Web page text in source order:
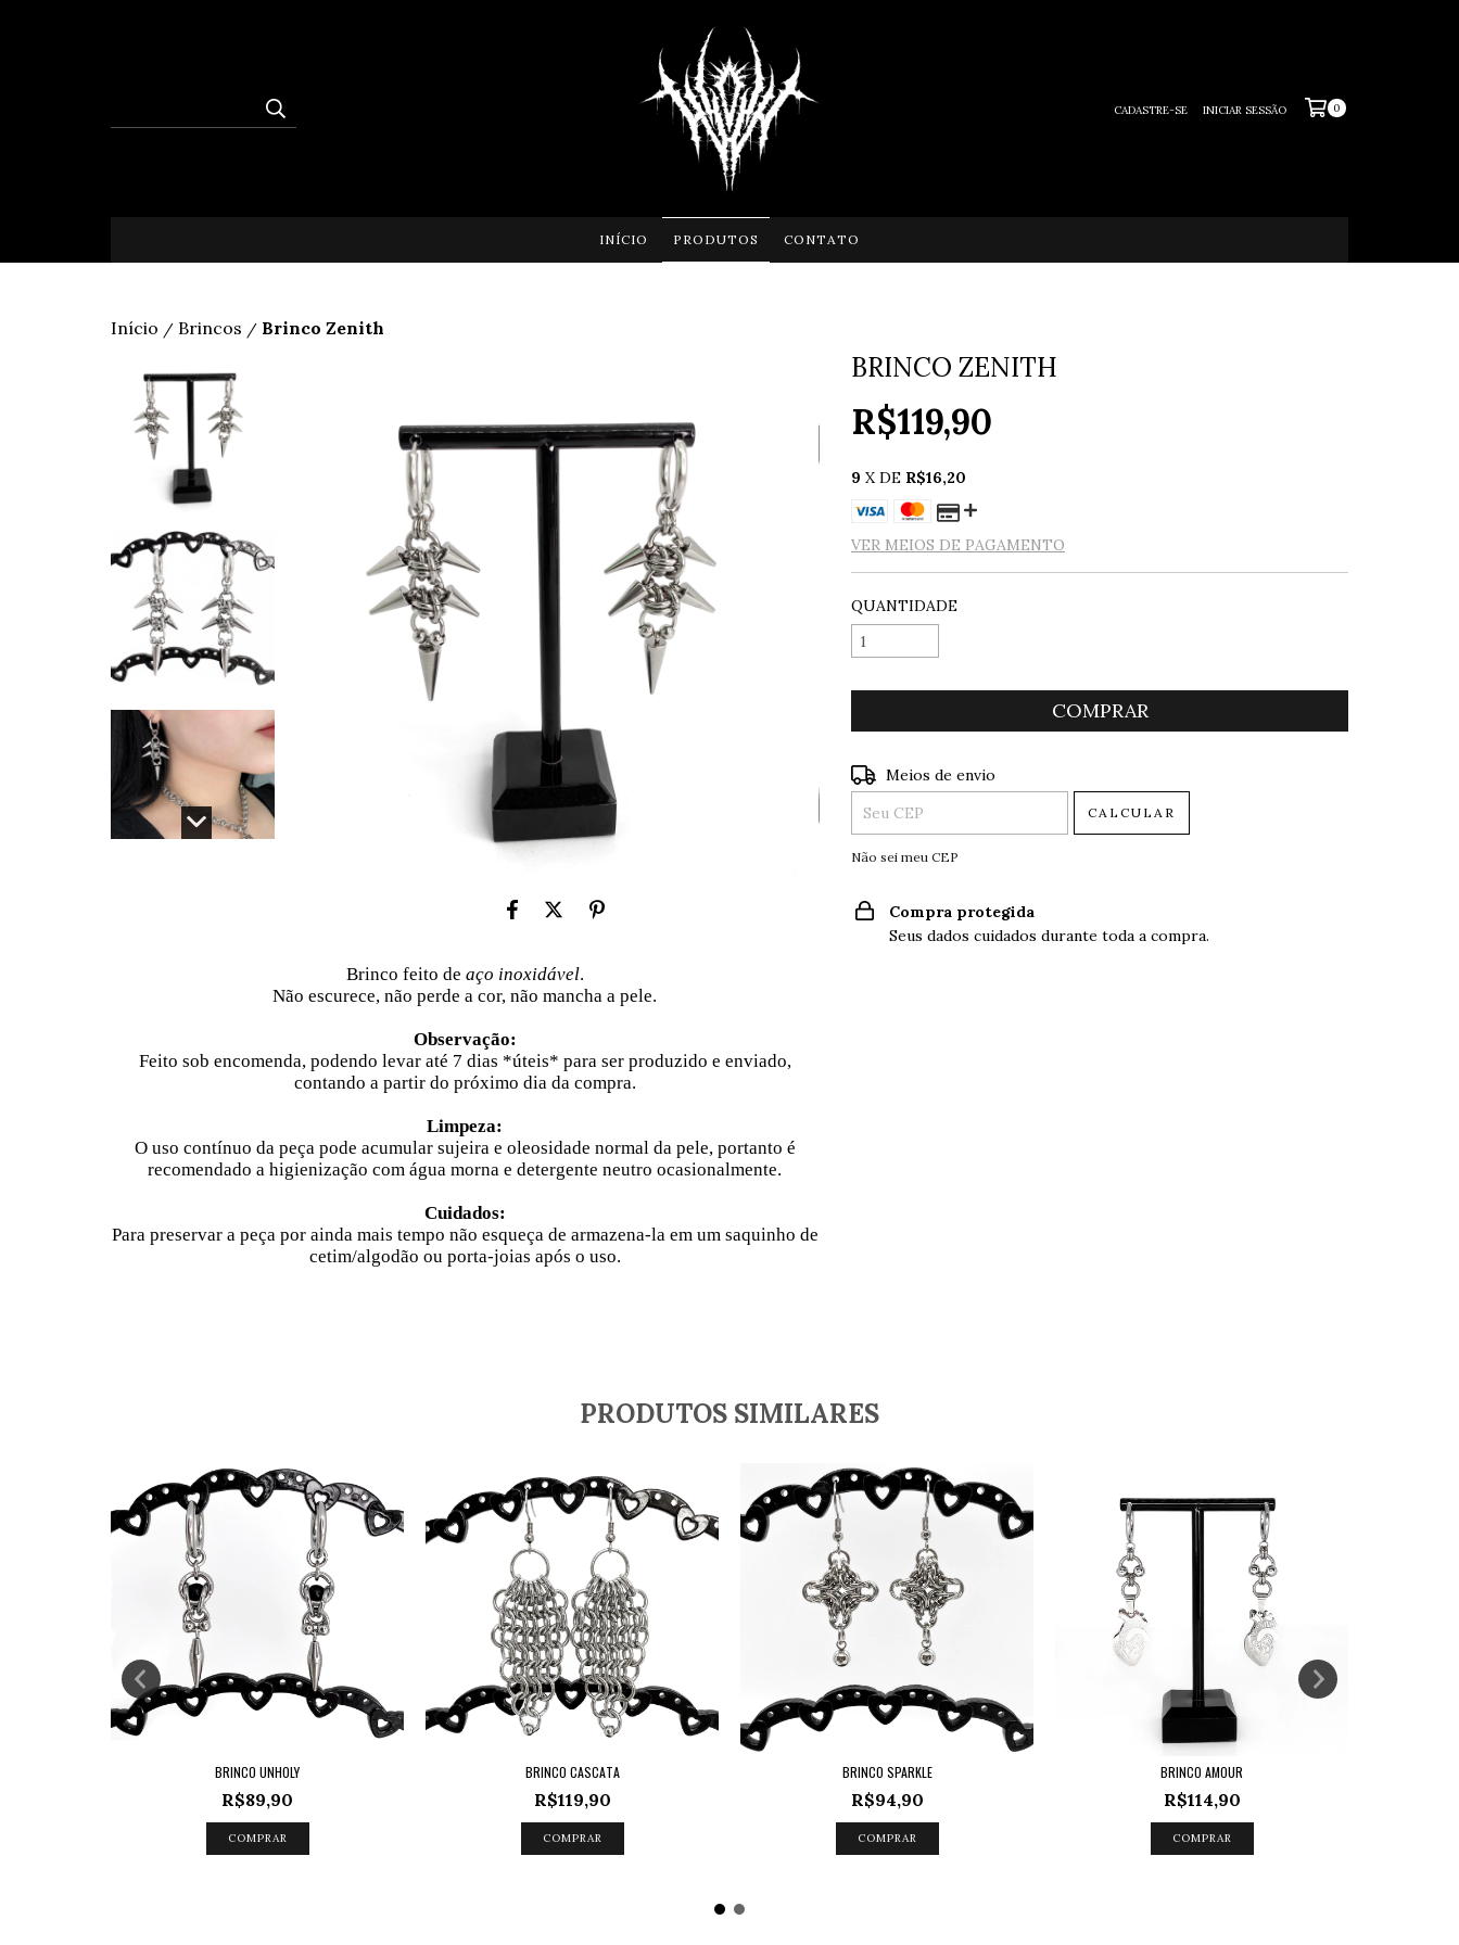
CADASTRE-SE INICIAR SESSÃO 0
INÍCIO PRODUTOS CONTATO
Início / Brincos / Brinco Zenith
Brinco feito de aço inoxidável.
Não escurece, não perde a cor, não mancha a pele.
Observação:
Feito sob encomenda, podendo levar até 7 dias *úteis* para ser produzido e enviado,
contando a partir do próximo dia da compra.
Limpeza:
O uso contínuo da peça pode acumular sujeira e oleosidade normal da pele, portanto é
recomendado a higienização com água morna e detergente neutro ocasionalmente.
Cuidados:
Para preservar a peça por ainda mais tempo não esqueça de armazena-la em um saquinho de
cetim/algodão ou porta-joias após o uso.
BRINCO ZENITH
R$119,90
9 X DE R$16,20
VER MEIOS DE PAGAMENTO
QUANTIDADE
Entregas para o CEP:
Meios de envio
CALCULAR
Não sei meu CEP
Compra protegida
Seus dados cuidados durante toda a compra.
PRODUTOS SIMILARES
BRINCO UNHOLY
R$89,90
BRINCO CASCATA
R$119,90
BRINCO SPARKLE
R$94,90
BRINCO AMOUR
R$114,90